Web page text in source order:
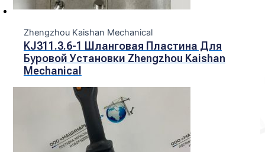
Zhengzhou Kaishan Mechanical
KJ311.3.6-1 Шланговая Пластина Для
Буровой Установки Zhengzhou Kaishan
Mechanical